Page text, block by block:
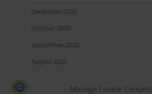
Manage Cookie Consent
December 2020
October 2020
September 2020
August 2020